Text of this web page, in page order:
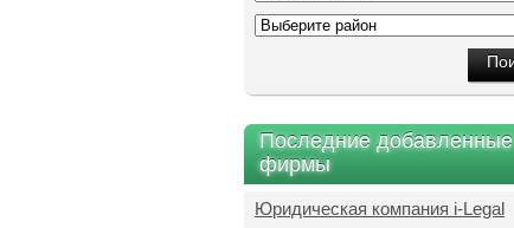
Последние добавленные
фирмы
Юридическая компания i-Legal